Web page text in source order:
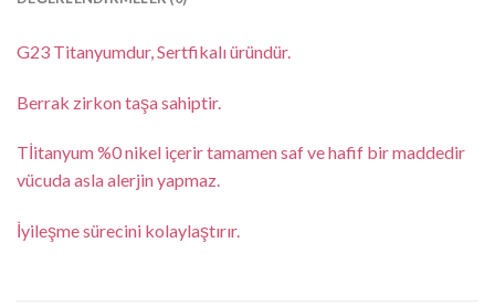
G23 Titanyumdur, Sertfikalı üründür.
Berrak zirkon taşa sahiptir.
Tİitanyum %0 nikel içerir tamamen saf ve hafif bir maddedir
vücuda asla alerjin yapmaz.
İyileşme sürecini kolaylaştırır.